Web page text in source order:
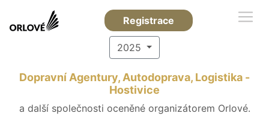
Registrace
2025
Dopravní Agentury, Autodoprava, Logistika -
Hostivice
a další společnosti oceněné organizátorem Orlové.